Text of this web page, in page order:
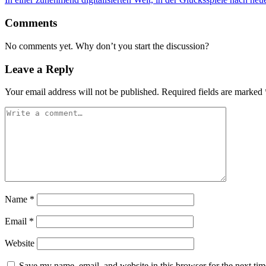
Comments
No comments yet. Why don’t you start the discussion?
Leave a Reply
Your email address will not be published. Required fields are marked
Name *
Email *
Website